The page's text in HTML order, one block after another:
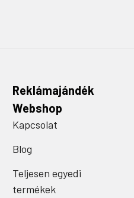
Reklámajándék
Webshop
Kapcsolat
Blog
Teljesen egyedi
termékek